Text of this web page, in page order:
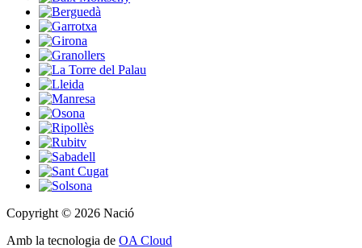
Copyright © 2026 Nació
Amb la tecnologia de OA Cloud